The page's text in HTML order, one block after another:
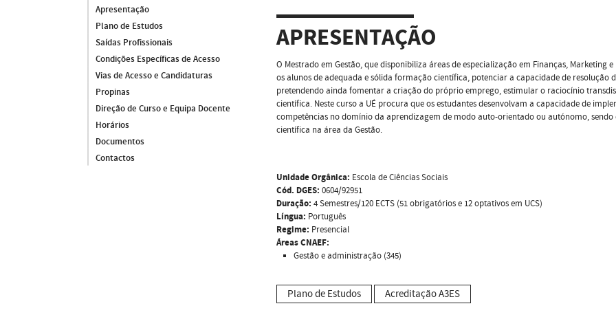
Apresentação
Plano de Estudos
Saídas Profissionais
Condições Específicas de Acesso
Vias de Acesso e Candidaturas
Propinas
Direção de Curso e Equipa Docente
Horários
Documentos
Contactos
APRESENTAÇÃO
O Mestrado em Gestão, que disponibiliza áreas de especialização em Finanças, Marketing
os alunos de adequada e sólida formação científica, potenciar a capacidade de resolução
pretendendo ainda fomentar a criação do próprio emprego, estimular o raciocínio
científica. Neste curso a UÉ procura que os estudantes desenvolvam a capacidade de
competências no domínio da aprendizagem de modo auto-orientado ou autónomo,
científica na área da Gestão.
Unidade Orgânica: Escola de Ciências Sociais
Cód. DGES: 0604/92951
Duração: 4 Semestres/120 ECTS (51 obrigatórios e 12 optativos em UCS)
Língua: Português
Regime: Presencial
Áreas CNAEF:
Gestão e administração (345)
Plano de Estudos Acreditação A3ES